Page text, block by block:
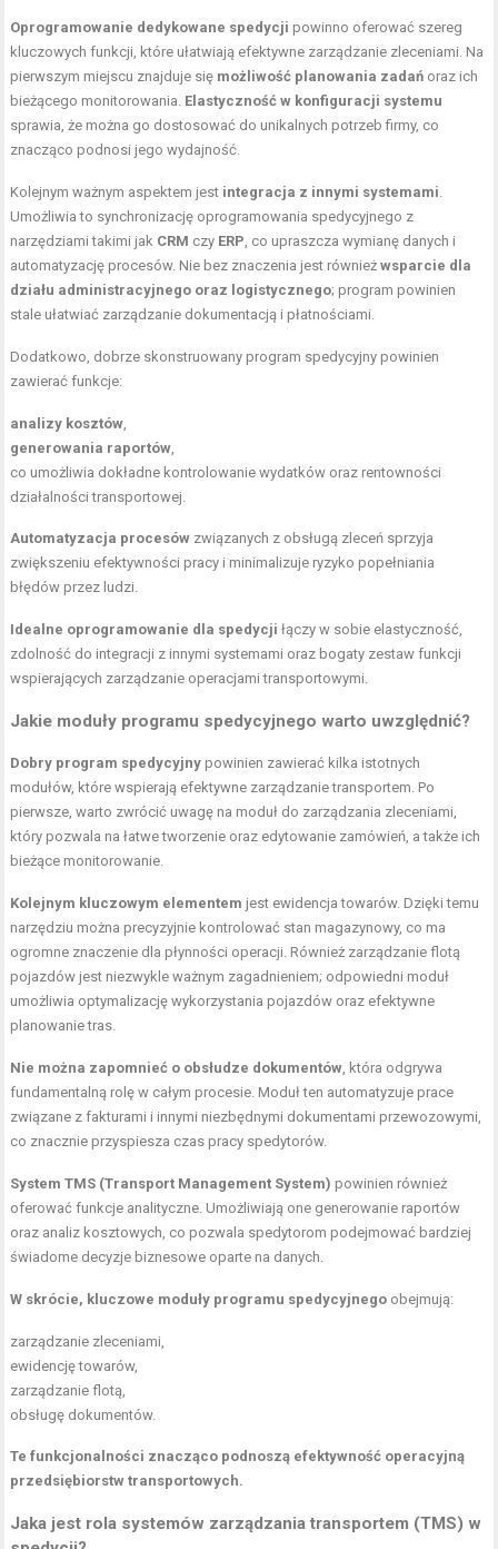
Oprogramowanie dedykowane spedycji powinno oferować szereg
kluczowych funkcji, które ułatwiają efektywne zarządzanie zleceniami. Na
pierwszym miejscu znajduje się możliwość planowania zadań oraz ich
bieżącego monitorowania. Elastyczność w konfiguracji systemu
sprawia, że można go dostosować do unikalnych potrzeb firmy, co
znacząco podnosi jego wydajność.
Kolejnym ważnym aspektem jest integracja z innymi systemami.
Umożliwia to synchronizację oprogramowania spedycyjnego z
narzędziami takimi jak CRM czy ERP, co upraszcza wymianę danych i
automatyzację procesów. Nie bez znaczenia jest równieżwsparcie dla
działu administracyjnego oraz logistycznego; program powinien
stale ułatwiać zarządzanie dokumentacją i płatnościami.
Dodatkowo, dobrze skonstruowany program spedycyjny powinien
zawierać funkcje:
analizy kosztów,
generowania raportów,
co umożliwia dokładne kontrolowanie wydatków oraz rentowności
działalności transportowej.
Automatyzacja procesów związanych z obsługą zleceń sprzyja
zwiększeniu efektywności pracy i minimalizuje ryzyko popełniania
błędów przez ludzi.
Idealne oprogramowanie dla spedycji łączy w sobie elastyczność,
zdolność do integracji z innymi systemami oraz bogaty zestaw funkcji
wspierających zarządzanie operacjami transportowymi.
Jakie moduły programu spedycyjnego warto uwzględnić?
Dobry program spedycyjny powinien zawierać kilka istotnych
modułów, które wspierają efektywne zarządzanie transportem. Po
pierwsze, warto zwrócić uwagę na moduł do zarządzania zleceniami,
który pozwala na łatwe tworzenie oraz edytowanie zamówień, a także ich
bieżące monitorowanie.
Kolejnym kluczowym elementem jest ewidencja towarów. Dzięki temu
narzędziu można precyzyjnie kontrolować stan magazynowy, co ma
ogromne znaczenie dla płynności operacji. Również zarządzanie flotą
pojazdów jest niezwykle ważnym zagadnieniem; odpowiedni moduł
umożliwia optymalizację wykorzystania pojazdów oraz efektywne
planowanie tras.
Nie można zapomnieć o obsłudze dokumentów, która odgrywa
fundamentalną rolę w całym procesie. Moduł ten automatyzuje prace
związane z fakturami i innymi niezbędnymi dokumentami przewozowymi,
co znacznie przyspiesza czas pracy spedytorów.
System TMS (Transport Management System) powinien również
oferować funkcje analityczne. Umożliwiają one generowanie raportów
oraz analiz kosztowych, co pozwala spedytorom podejmować bardziej
świadome decyzje biznesowe oparte na danych.
W skrócie, kluczowe moduły programu spedycyjnego obejmują:
zarządzanie zleceniami,
ewidencję towarów,
zarządzanie flotą,
obsługę dokumentów.
Te funkcjonalności znacząco podnoszą efektywność operacyjną
przedsiębiorstw transportowych.
Jaka jest rola systemów zarządzania transportem (TMS) w